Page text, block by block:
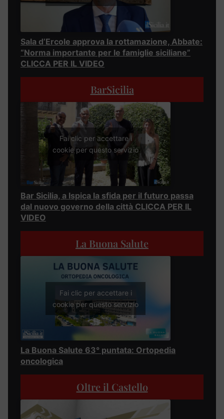
Sala d’Ercole approva la rottamazione, Abbate:
“Norma importante per le famiglie siciliane”
CLICCA PER IL VIDEO
BarSicilia
Fai clic per accettare i
cookie per questo servizio
Bar Sicilia, a Ispica la sfida per il futuro passa
dal nuovo governo della città CLICCA PER IL
VIDEO
La Buona Salute
Fai clic per accettare i
cookie per questo servizio
La Buona Salute 63° puntata: Ortopedia
oncologica
Oltre il Castello